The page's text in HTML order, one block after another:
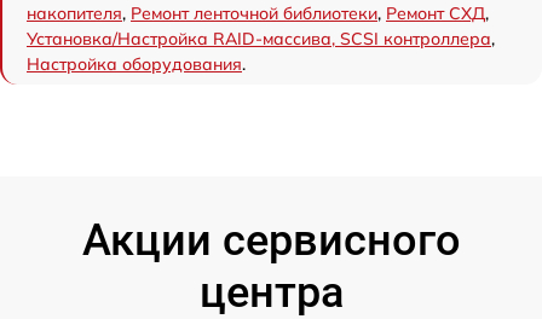
накопителя, Ремонт ленточной библиотеки, Ремонт СХД,
Установка/Настройка RAID-массива, SCSI контроллера,
Настройка оборудования.
Акции сервисного
центра